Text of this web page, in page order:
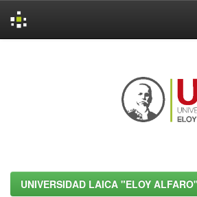
UNIVERSIDAD LAICA "ELOY